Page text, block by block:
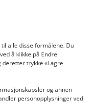
alle disse formålene. Du
å klikke på Endre
deretter trykke «Lagre
og annen
personopplysninger ved